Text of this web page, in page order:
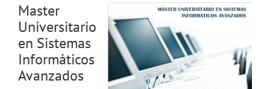
Master
Universitario
en Sistemas
Informáticos
Avanzados